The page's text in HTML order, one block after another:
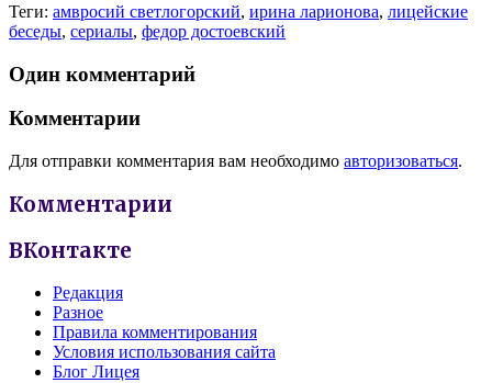
Теги: амвросий светлогорский, ирина ларионова, лицейские
беседы, сериалы, федор достоевский
Один комментарий
Комментарии
Для отправки комментария вам необходимо авторизоваться.
Комментарии
ВКонтакте
Редакция
Разное
Правила комментирования
Условия использования сайта
Блог Лицея